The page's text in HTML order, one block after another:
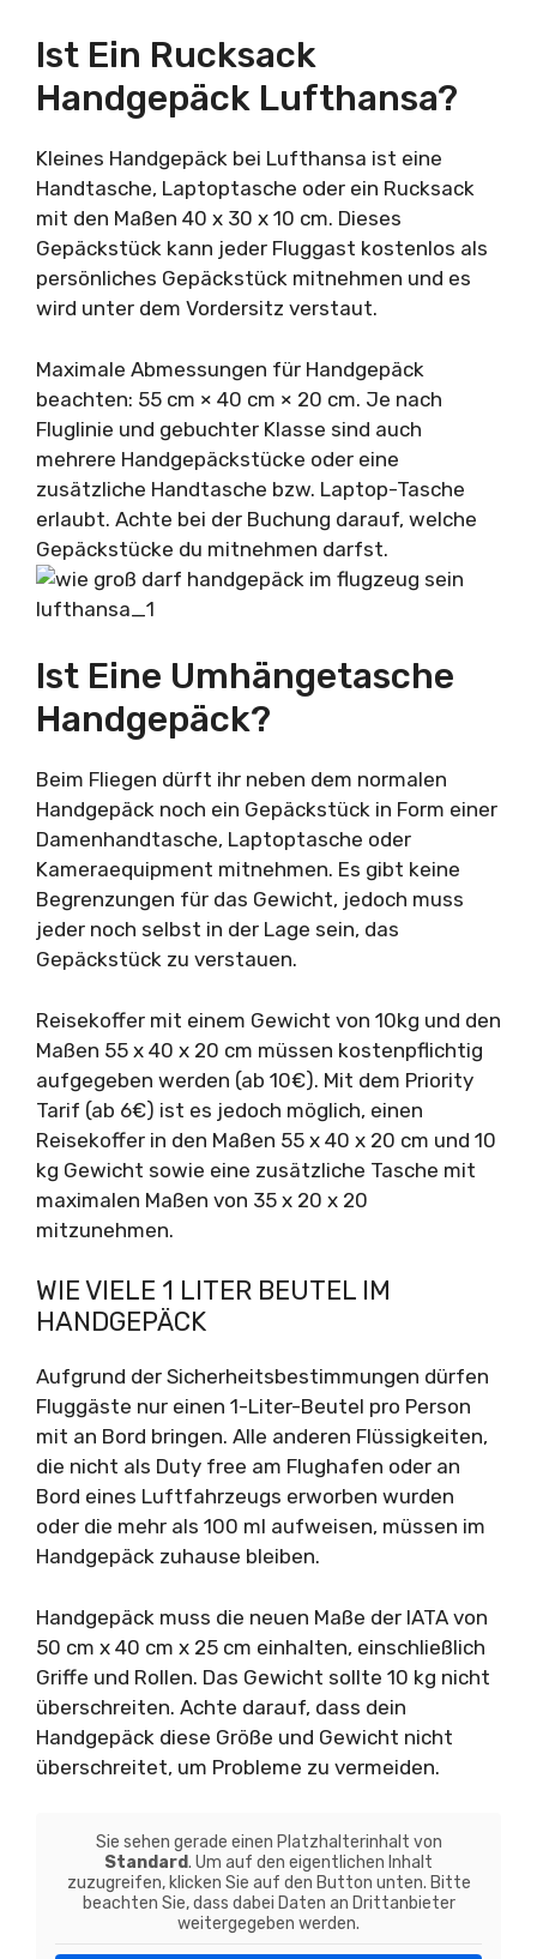
Ist Ein Rucksack
Handgepäck Lufthansa?
Kleines Handgepäck bei Lufthansa ist eine
Handtasche, Laptoptasche oder ein Rucksack
mit den Maßen 40 x 30 x 10 cm. Dieses
Gepäckstück kann jeder Fluggast kostenlos als
persönliches Gepäckstück mitnehmen und es
wird unter dem Vordersitz verstaut.
Maximale Abmessungen für Handgepäck
beachten: 55 cm × 40 cm × 20 cm. Je nach
Fluglinie und gebuchter Klasse sind auch
mehrere Handgepäckstücke oder eine
zusätzliche Handtasche bzw. Laptop-Tasche
erlaubt. Achte bei der Buchung darauf, welche
Gepäckstücke du mitnehmen darfst.
Ist Eine Umhängetasche
Handgepäck?
Beim Fliegen dürft ihr neben dem normalen
Handgepäck noch ein Gepäckstück in Form einer
Damenhandtasche, Laptoptasche oder
Kameraequipment mitnehmen. Es gibt keine
Begrenzungen für das Gewicht, jedoch muss
jeder noch selbst in der Lage sein, das
Gepäckstück zu verstauen.
Reisekoffer mit einem Gewicht von 10kg und den
Maßen 55 x 40 x 20 cm müssen kostenpflichtig
aufgegeben werden (ab 10€). Mit dem Priority
Tarif (ab 6€) ist es jedoch möglich, einen
Reisekoffer in den Maßen 55 x 40 x 20 cm und 10
kg Gewicht sowie eine zusätzliche Tasche mit
maximalen Maßen von 35 x 20 x 20
mitzunehmen.
WIE VIELE 1 LITER BEUTEL IM
HANDGEPÄCK
Aufgrund der Sicherheitsbestimmungen dürfen
Fluggäste nur einen 1-Liter-Beutel pro Person
mit an Bord bringen. Alle anderen Flüssigkeiten,
die nicht als Duty free am Flughafen oder an
Bord eines Luftfahrzeugs erworben wurden
oder die mehr als 100 ml aufweisen, müssen im
Handgepäck zuhause bleiben.
Handgepäck muss die neuen Maße der IATA von
50 cm x 40 cm x 25 cm einhalten, einschließlich
Griffe und Rollen. Das Gewicht sollte 10 kg nicht
überschreiten. Achte darauf, dass dein
Handgepäck diese Größe und Gewicht nicht
überschreitet, um Probleme zu vermeiden.
Sie sehen gerade einen Platzhalterinhalt von
Standard. Um auf den eigentlichen Inhalt
zuzugreifen, klicken Sie auf den Button unten. Bitte
beachten Sie, dass dabei Daten an Drittanbieter
weitergegeben werden.